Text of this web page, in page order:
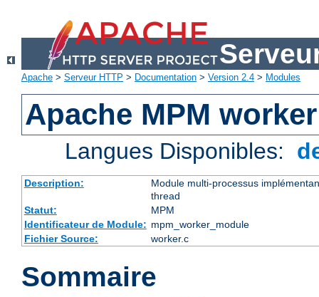
Apache > Serveur HTTP > Documentation > Version 2.4 > Modules
Apache MPM worker
Langues Disponibles:
Description:
Module multi-processus
thread
Statut:
MPM
Identificateur de Module: mpm_worker_module
Fichier Source:
worker.c
Sommaire